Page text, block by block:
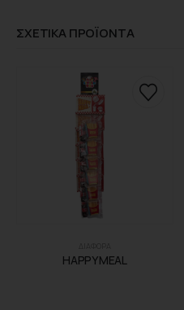
ΣΧΕΤΙΚΑ ΠΡΟΪΟΝΤΑ
HAPPY MEAL